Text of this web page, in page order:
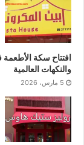
افتتاح سكة
والنكهات العالمية
5 مارس، 2026